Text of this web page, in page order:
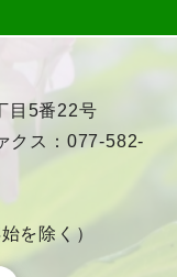
目5番22号
クス：077-582-
を除く）